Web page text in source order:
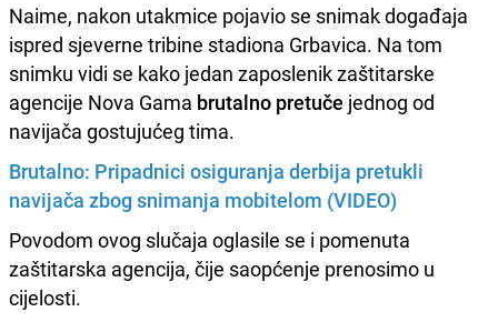
Naime, nakon utakmice pojavio se snimak događaja
ispred sjeverne tribine stadiona Grbavica. Na tom
snimku vidi se kako jedan zaposlenik zaštitarske
agencije Nova Gama brutalno pretuče jednog od
navijača gostujućeg tima.
Brutalno: Pripadnici osiguranja derbija pretukli
navijača zbog snimanja mobitelom (VIDEO)
Povodom ovog slučaja oglasile se i pomenuta
zaštitarska agencija, čije saopćenje prenosimo u
cijelosti.